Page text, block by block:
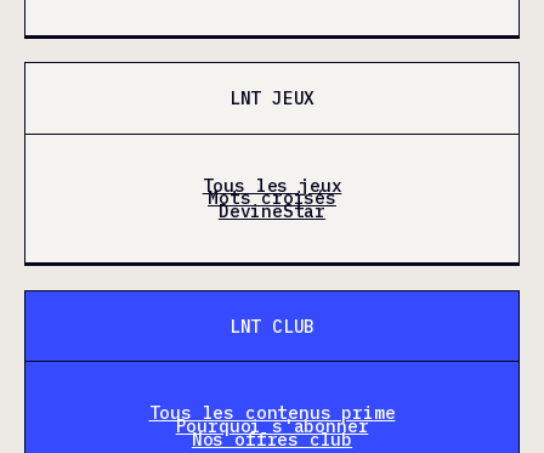
LNT JEUX
Tous les jeux
Mots croisés
DevineStar
LNT CLUB
Tous les contenus prime
Pourquoi s'abonner
Nos offres club